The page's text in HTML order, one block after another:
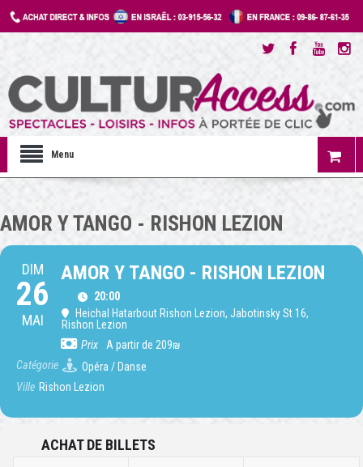
Menu
AMOR Y TANGO - RISHON LEZION
DIM
26
MAI
AMOR Y TANGO - RISHON LEZION
20:00
Heichal Hatarbout Rishon Lezion, Jabotinsky St 16,
Rishon Lezion
Prix
A partir de 209₪
Catégorie
Opéra / Danse
Ville Rishon Lezion
ACHAT DE BILLETS